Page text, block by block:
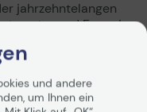
jahrzehntelangen
und Ferrari
Ferrari SF1000 im
die ikonische
die auf
und andere
um Ihnen ein